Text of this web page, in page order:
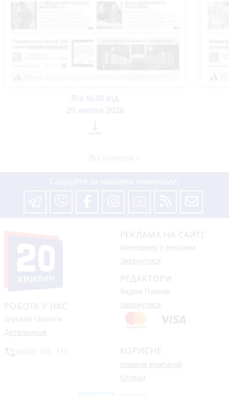
РОБОТА У НАС
Шукаєм таланти
Детальніше
РЕКЛАМА НА САЙТІ
Менеджер з реклами
Звернутися
РЕДАКТОРИ
Вадим Павлов
Звернутися
КОРИСНЕ
Новини компаній
Огляди